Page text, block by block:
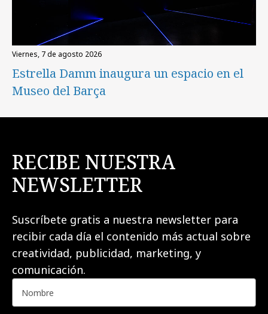
viernes, 7 de agosto 2026
Estrella Damm inaugura un espacio en el
Museo del Barça
RECIBE NUESTRA
NEWSLETTER
Suscríbete gratis a nuestra newsletter para
recibir cada día el contenido más actual sobre
creatividad, publicidad, marketing, y
comunicación.